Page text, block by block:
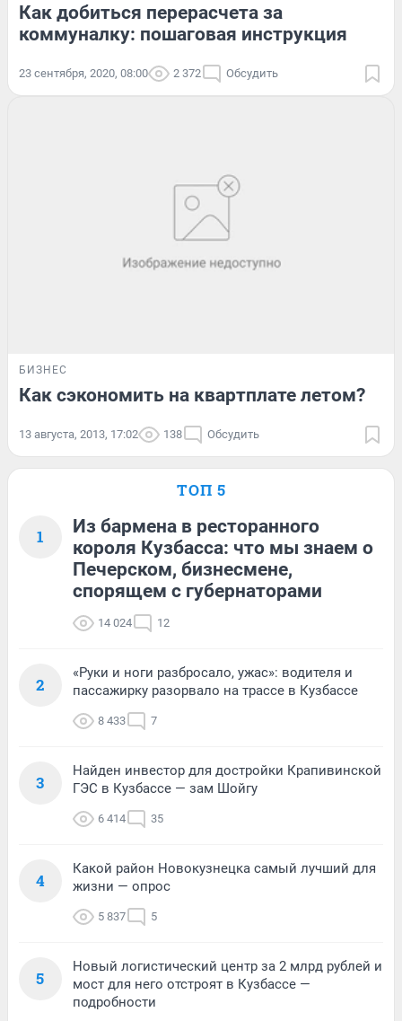
Как добиться перерасчета за
коммуналку: пошаговая инструкция
23 сентября, 2020, 08:00 2 372 Обсудить
БИЗНЕС
Как сэкономить на квартплате летом?
13 августа, 2013, 17:02 138 Обсудить
ТОП 5
1
Из бармена в ресторанного
короля Кузбасса: что мы знаем о
Печерском, бизнесмене,
спорящем с губернаторами
14 024 12
2
«Руки и ноги разбросало, ужас»: водителя и
пассажирку разорвало на трассе в Кузбассе
8 433 7
3
Найден инвестор для достройки Крапивинской
ГЭС в Кузбассе — зам Шойгу
6 414 35
4
Какой район Новокузнецка самый лучший для
жизни — опрос
5 837 5
5
Новый логистический центр за 2 млрд рублей и
мост для него отстроят в Кузбассе —
подробности